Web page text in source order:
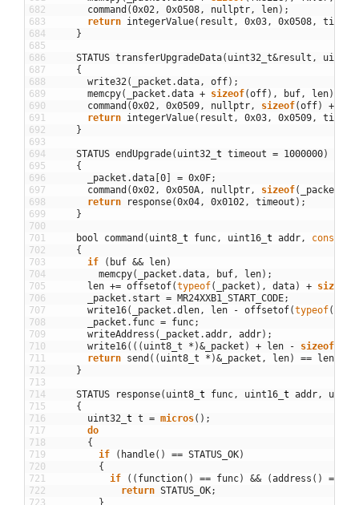
682
683
684
685
686
687
688
689
690
691
692
693
694
695
696
697
698
699
700
701
702
703
704
705
706
707
708
709
710
711
712
713
714
715
716
717
718
719
720
721
722
command (0x02, 0x0508, nullptr, len) ;
return integerValue( result , 0x03, 0x0508,
}
STATUS transferUpgradeData( uint32_t&result , uint32
{
write32( _packet .data, off) ;
memcpy( _packet .data + sizeof(off) , buf, len)
command (0x02, 0x0509, nullptr, sizeof(off) +
return integerValue( result , 0x03, 0x0509,
}
STATUS endUpgrade( uint32 t timeout = 1000000)
{
_packet .data 0 = 0x0F;
command (0x02, 0x050A, nullptr, sizeof( _packet
return
response(0x04, 0x0102, timeout ) ;
}
bool command ( uint8 t func, uint16 t addr, const
{
if
( buf && len)
memcpy( _packet .data, buf, len) ;
len += offsetof(typeof( _packet ) , data) + sizeof
_packet . start = MR24XXB1_START_CODE;
write16( _packet .dlen, len - offsetof(typeof(
_packet . func = func;
writeAddress ( _packet .addr, addr) ;
write16( ( ( uint8_t * )& _packet ) + len - sizeof
return send ( ( uint8_t * )& _packet , len) == len
}
STATUS response( uint8 t func, uint16 t addr,
{
uint32 t t = micros( ) ;
do
{
if
( handle( ) == STATUS_OK)
{
if
( ( function( ) == func) && (address ( ) ==
return STATUS_OK;